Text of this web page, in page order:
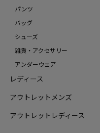
パンツ
バッグ
シューズ
雑貨・アクセサリー
アンダーウェア
レディース
アウトレットメンズ
アウトレットレディース